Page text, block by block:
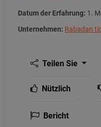
Datum der Erfahrung: 1.
Unternehmen: Rabadan
Teilen Sie
Nützlich
Bericht